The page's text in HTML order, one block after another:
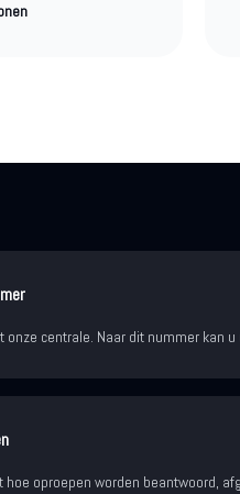
onze centrale. Naar dit nummer kan
oproepen worden beantwoord,